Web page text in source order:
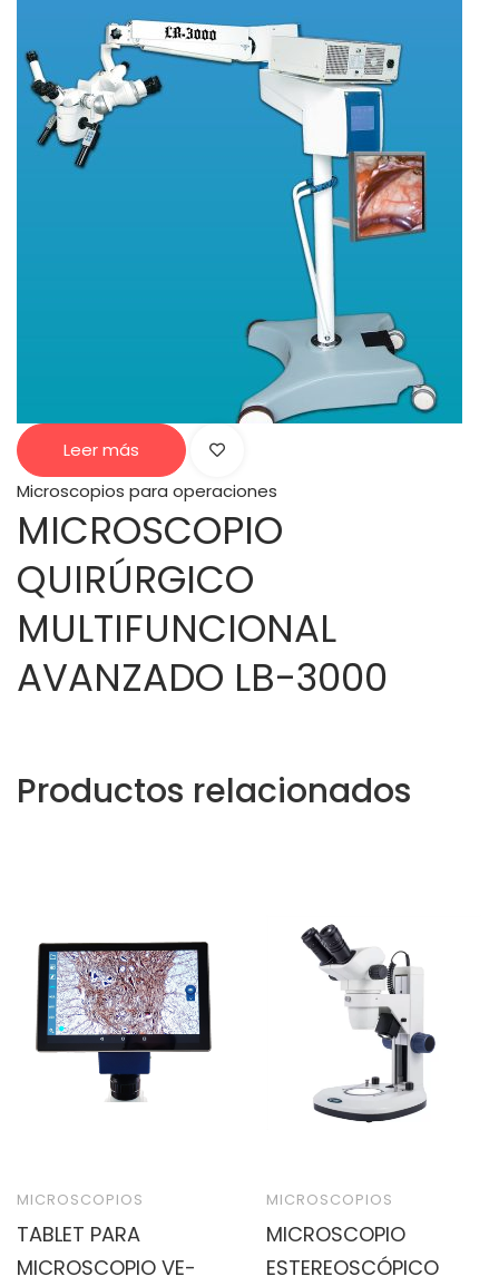
Leer más
Microscopios para operaciones
MICROSCOPIO
QUIRÚRGICO
MULTIFUNCIONAL
AVANZADO LB-3000
Productos relacionados
MICROSCOPIOS
TABLET PARA
MICROSCOPIO VE-
MICROSCOPIOS
MICROSCOPIO
ESTEREOSCÓPICO